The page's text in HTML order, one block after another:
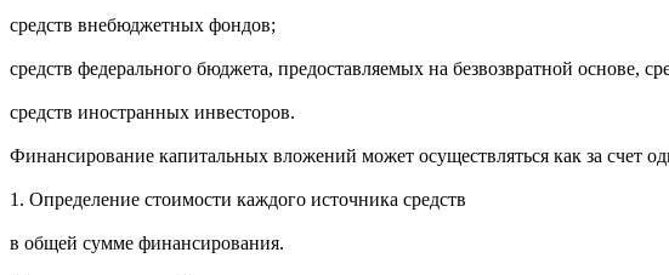
средств внебюджетных фондов;
средств федерального бюджета, предоставляемых на безвозвратной основе,
средств иностранных инвесторов.
Финансирование капитальных вложений может осуществляться как за счет
1. Определение стоимости каждого источника средств
в общей сумме финансирования.